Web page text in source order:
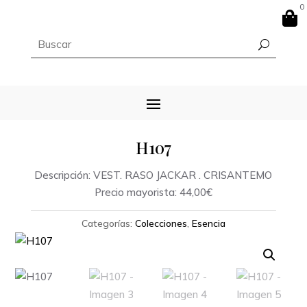

0
H107
Descripción: VEST. RASO JACKAR . CRISANTEMO
Precio mayorista: 44,00€
Categorías: Colecciones, Esencia